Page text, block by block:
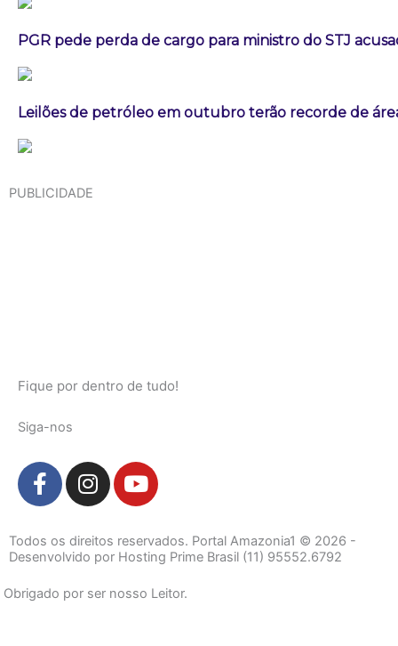
PGR pede perda de cargo para ministro do STJ
Leilões de petróleo em outubro terão recorde de
PUBLICIDADE
Fique por dentro de tudo!
Siga-nos
F
a
e
b
o
o
I
n
t
a
r
Y
o
t
u
e
Todos os direitos reservados. Portal Amazonia1 © 2026 -
Desenvolvido por Hosting Prime Brasil (11) 95552.6792
Obrigado por ser nosso Leitor.